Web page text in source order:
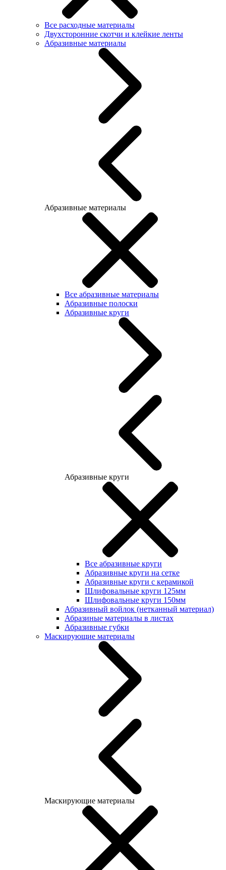
Все расходные материалы
Двухсторонние скотчи и клейкие ленты
Абразивные материалы
Абразивные материалы
Все абразивные материалы
Абразивные полоски
Абразивные круги
Абразивные круги
Все абразивные круги
Абразивные круги на сетке
Абразивные круги с керамикой
Шлифовальные круги 125мм
Шлифовальные круги 150мм
Абразивный войлок (нетканный материал)
Абразиные материалы в листах
Абразивные губки
Маскирующие материалы
Маскирующие материалы